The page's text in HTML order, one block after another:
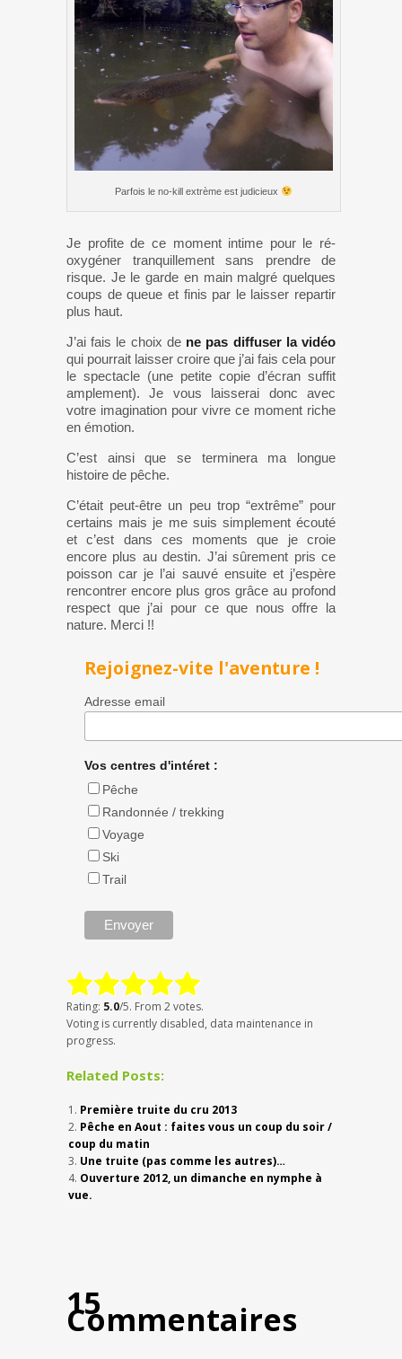
Parfois le no-kill extrème est judicieux
Je profite de ce moment intime pour le ré-
oxygéner tranquillement sans prendre de
risque. Je le garde en main malgré quelques
coups de queue et finis par le laisser repartir
plus haut.
J’ai fais le choix de ne pas diffuser la vidéo
qui pourrait laisser croire que j’ai fais cela pour
le spectacle (une petite copie d’écran suffit
amplement). Je vous laisserai donc avec
votre imagination pour vivre ce moment riche
en émotion.
C’est ainsi que se terminera ma longue
histoire de pêche.
C’était peut-être un peu trop “extrême” pour
certains mais je me suis simplement écouté
et c’est dans ces moments que je croie
encore plus au destin. J’ai sûrement pris ce
poisson car je l’ai sauvé ensuite et j’espère
rencontrer encore plus gros grâce au profond
respect que j’ai pour ce que nous offre la
nature. Merci !!
Rejoignez-vite l'aventure !
Adresse email
Vos centres d'intéret :
Pêche
Randonnée / trekking
Voyage
Ski
Trail
Rating: 5.0/5. From 2 votes.
Voting is currently disabled, data maintenance in
progress.
Related Posts:
Première truite du cru 2013
Pêche en Aout : faites vous un coup du soir /
coup du matin
Une truite (pas comme les autres)…
Ouverture 2012, un dimanche en nymphe à
vue.
15
Commentaires